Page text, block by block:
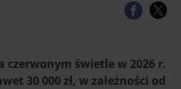
czerwonym świetle w 2026 r.
30 000 zł, w zależności od